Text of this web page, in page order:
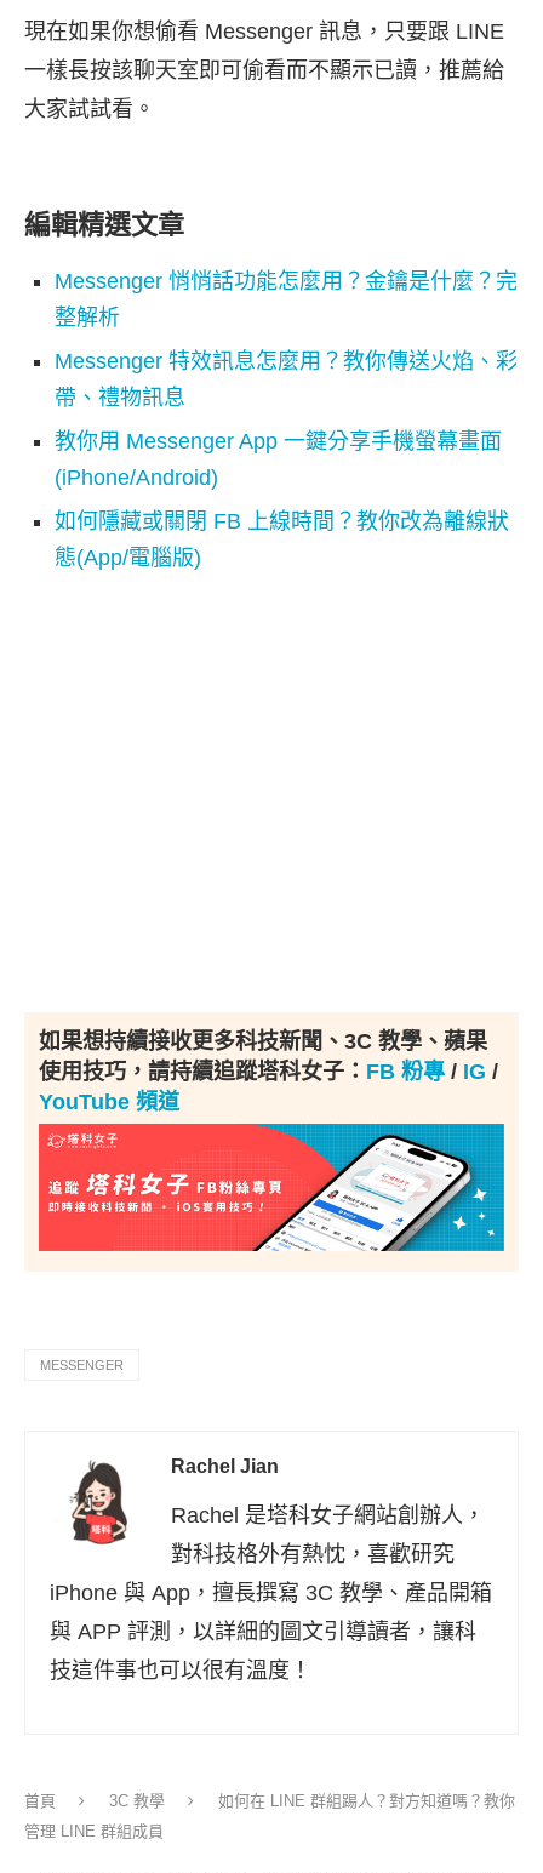
現在如果你想偷看 Messenger 訊息，只要跟 LINE
一樣長按該聊天室即可偷看而不顯示已讀，推薦給
大家試試看。
編輯精選文章
Messenger 悄悄話功能怎麼用？金鑰是什麼？完
整解析
Messenger 特效訊息怎麼用？教你傳送火焰、彩
帶、禮物訊息
教你用 Messenger App 一鍵分享手機螢幕畫面
(iPhone/Android)
如何隱藏或關閉 FB 上線時間？教你改為離線狀
態(App/電腦版)
如果想持續接收更多科技新聞、3C 教學、蘋果
使用技巧，請持續追蹤塔科女子： FB 粉專 / IG /
YouTube 頻道
MESSENGER
Rachel Jian
Rachel 是塔科女子網站創辦人，
對科技格外有熱忱，喜歡研究
iPhone 與 App，擅長撰寫 3C 教學、產品開箱
與 APP 評測，以詳細的圖文引導讀者，讓科
技這件事也可以很有溫度！
首頁 3C 教學
如何在 LINE 群組踢人？對方知道嗎？教你
管理 LINE 群組成員